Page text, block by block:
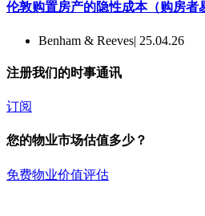
伦敦购置房产的隐性成本（购房者
Benham & Reeves| 25.04.26
注册我们的时事通讯
订阅
您的物业市场估值多少？
免费物业价值评估